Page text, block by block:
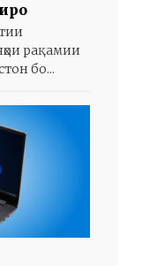
рақамии
бо...